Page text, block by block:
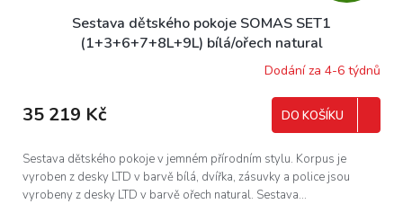
R
Sestava dětského pokoje SOMAS SET1
(1+3+6+7+8L+9L) bílá/ořech natural
Dodání za 4-6 týdnů
35 219 Kč DO KOŠÍKU
Sestava dětského pokoje v jemném přírodním stylu. Korpus je
vyroben z desky LTD v barvě bílá, dvířka, zásuvky a police jsou
vyrobeny z desky LTD v barvě ořech natural. Sestava...